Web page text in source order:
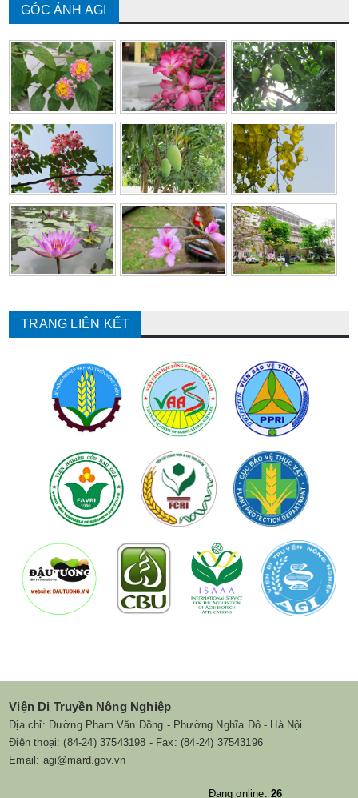
GÓC ẢNH AGI
TRANG LIÊN KẾT
Viện Di Truyền Nông Nghiệp
Địa chỉ: Đường Phạm Văn Đồng - Phường Nghĩa Đô - Hà Nội
Điện thoại: (84-24) 37543198 - Fax: (84-24) 37543196
Email: agi@mard.gov.vn
Đang online: 26